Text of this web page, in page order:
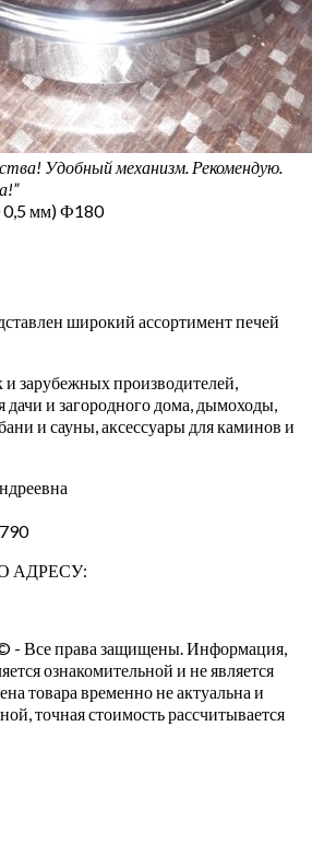
Удобный механизм. Рекомендую.
0,5 мм) Ф180
широкий ассортимент печей
зарубежных производителей,
дачи и загородного дома, дымоходы,
и сауны, аксессуары для каминов и
АДРЕСУ:
Все права защищены. Информация,
ознакомительной и не является
товара временно не актуальна и
точная стоимость рассчитывается